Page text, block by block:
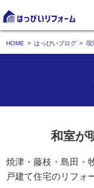
HOME はっぴいブログ 現
和室が
焼津・藤枝・島田・
戸建て住宅のリフォ